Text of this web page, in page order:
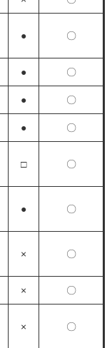
● 〇
● 〇
● 〇
● 〇
□ 〇
● 〇
× 〇
× 〇
× 〇